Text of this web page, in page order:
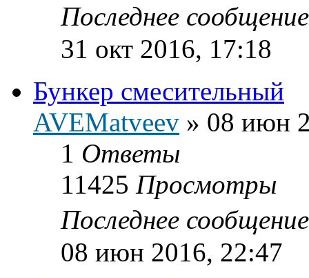
Последнее
31 окт 2016, 17:18
Бункер смесительный
AVEMatveev » 08 июн
1 Ответы
11425 Просмотры
Последнее
08 июн 2016, 22:47